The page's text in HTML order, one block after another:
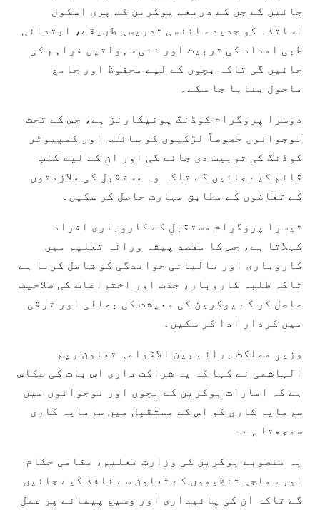
جائیں گے جن کے ذریعے یوکرین کے پری اسکول
اساتذہ کو جدید سائنسی تدریسی طریقے، ابتدائی
طبی امداد کی تربیت اور نئی سہولتیں فراہم کی
جائیں گی تاکہ بچوں کے لیے محفوظ اور جامع
ماحول بنایا جا سکے۔
دوسرا پروگرام کوڈنگ یونیکارنز ہے، جس کے تحت
نوجوانوں خصوصاً لڑکیوں کو سائنس اور کمپیوٹر
کوڈنگ کی تربیت دی جائے گی اور ان کے لیے کلب
قائم کیے جائیں گے تاکہ وہ مستقبل کی ملازمتوں
کے تقاضوں کے مطابق مہارت حاصل کر سکیں۔
تیسرا پروگرام مستقبل کے کاروباری افراد
کہلاتا ہے، جس کا مقصد پیشہ ورانہ تعلیم میں
کاروباری اور مالیاتی خواندگی کو شامل کرنا ہے
تاکہ طلبہ کاروبار، جدت اور اختراعات کی صلاحیت
حاصل کر کے یوکرین کی معیشت کی بحالی اور ترقی
میں کردار ادا کر سکیں۔
وزیرِ مملکت برائے بین الاقوامی تعاون ریِم
الہاشمی نے کہا کہ یہ شراکت داری اس بات کی عکاس
ہے کہ امارات یوکرین کے بچوں اور نوجوانوں میں
سرمایہ کاری کو اس کے مستقبل میں سرمایہ کاری
سمجھتا ہے۔
یہ منصوبے یوکرین کی وزارتِ تعلیم، مقامی حکام
اور سماجی تنظیموں کے تعاون سے نافذ کیے جائیں
گے تاکہ ان کی پائیداری اور وسیع پیمانے پر عمل